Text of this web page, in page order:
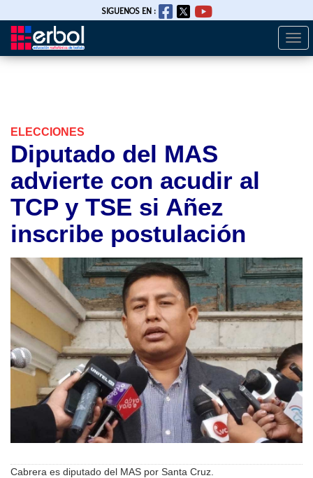
Pasar
SIGUENOS EN :
ELECCIONES
Diputado del MAS
advierte con acudir al
TCP y TSE si Añez
inscribe postulación
Cabrera es diputado del MAS por Santa Cruz.